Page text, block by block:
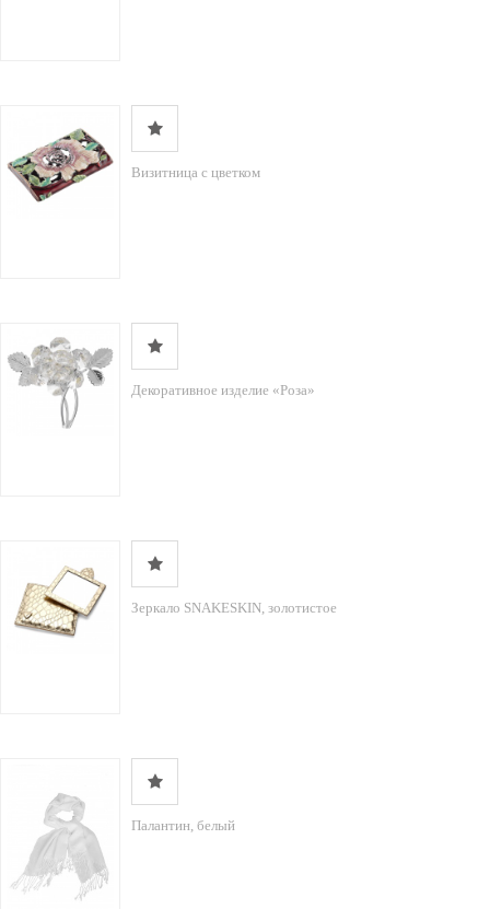
Визитница с цветком
Декоративное изделие «Роза»
Зеркало SNAKESKIN, золотистое
Палантин, белый